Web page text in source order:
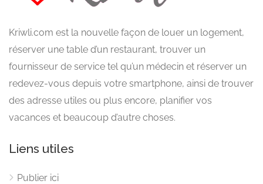
Kriwli.com est la nouvelle façon de louer un logement,
réserver une table d’un restaurant, trouver un
fournisseur de service tel qu’un médecin et réserver un
redevez-vous depuis votre smartphone, ainsi de trouver
des adresse utiles ou plus encore, planifier vos
vacances et beaucoup d’autre choses.
Liens utiles
Publier ici